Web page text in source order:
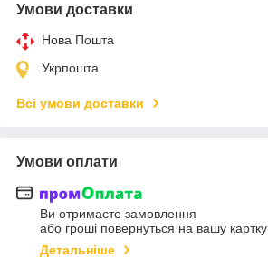
Умови доставки
Нова Пошта
Укрпошта
Всі умови доставки
Умови оплати
Ви отримаєте замовлення
або гроші повернуться на вашу картку
Детальніше